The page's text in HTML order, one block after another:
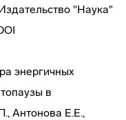
"Наука"
энергичных
в
Антонова Е.Е.,